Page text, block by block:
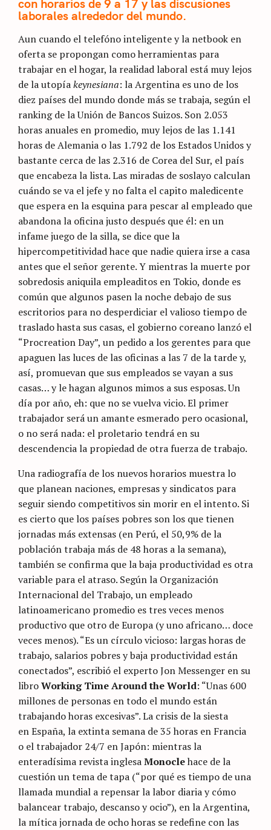
con horarios de 9 a 17 y las discusiones
laborales alrededor del mundo.
Aun cuando el telefóno inteligente y la netbook en
oferta se propongan como herramientas para
trabajar en el hogar, la realidad laboral está muy lejos
de la utopíakeynesiana: la Argentina es uno de los
diez países del mundo donde más se trabaja, según el
ranking de la Unión de Bancos Suizos. Son 2.053
horas anuales en promedio, muy lejos de las 1.141
horas de Alemania o las 1.792 de los Estados Unidos y
bastante cerca de las 2.316 de Corea del Sur, el país
que encabeza la lista. Las miradas de soslayo calculan
cuándo se va el jefe y no falta el capito maledicente
que espera en la esquina para pescar al empleado que
abandona la oficina justo después que él: en un
infame juego de la silla, se dice que la
hipercompetitividad hace que nadie quiera irse a casa
antes que el señor gerente. Y mientras la muerte por
sobredosis aniquila empleaditos en Tokio, donde es
común que algunos pasen la noche debajo de sus
escritorios para no desperdiciar el valioso tiempo de
traslado hasta sus casas, el gobierno coreano lanzó el
“Procreation Day”, un pedido a los gerentes para que
apaguen las luces de las oficinas a las 7 de la tarde y,
así, promuevan que sus empleados se vayan a sus
casas… y le hagan algunos mimos a sus esposas. Un
día por año, eh: que no se vuelva vicio. El primer
trabajador será un amante esmerado pero ocasional,
o no será nada: el proletario tendrá en su
descendencia la propiedad de otra fuerza de trabajo.
Una radiografía de los nuevos horarios muestra lo
que planean naciones, empresas y sindicatos para
seguir siendo competitivos sin morir en el intento. Si
es cierto que los países pobres son los que tienen
jornadas más extensas (en Perú, el 50,9% de la
población trabaja más de 48 horas a la semana),
también se confirma que la baja productividad es otra
variable para el atraso. Según la Organización
Internacional del Trabajo, un empleado
latinoamericano promedio es tres veces menos
productivo que otro de Europa (y uno africano… doce
veces menos). “Es un círculo vicioso: largas horas de
trabajo, salarios pobres y baja productividad están
conectados”, escribió el experto Jon Messenger en su
libroWorking Time Around the World: “Unas 600
millones de personas en todo el mundo están
trabajando horas excesivas”. La crisis de la siesta
en España, la extinta semana de 35 horas en Francia
o el trabajador 24/7 en Japón: mientras la
enteradísima revista inglesaMonoclehace de la
cuestión un tema de tapa (“por qué es tiempo de una
llamada mundial a repensar la labor diaria y cómo
balancear trabajo, descanso y ocio”), en la Argentina,
la mítica jornada de ocho horas se redefine con las